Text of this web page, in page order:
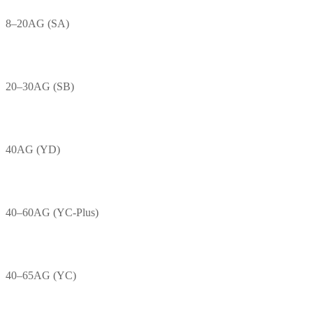
8–20AG (SA)
20–30AG (SB)
40AG (YD)
40–60AG (YC-Plus)
40–65AG (YC)